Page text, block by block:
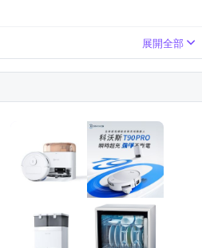
展開全部